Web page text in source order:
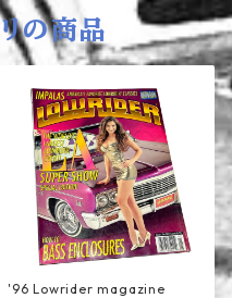
の商品
'96 Lowrider magazine